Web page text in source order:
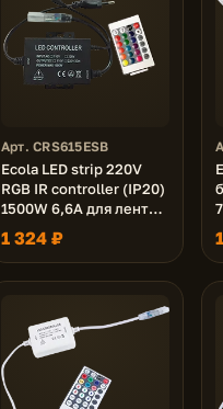
Арт. CRS615ESB
Ecola LED strip 220V
RGB IR controller (IP20)
1500W 6,6A для ленты
220V 16x8 IP68 с
инфракрасным
пультом
1 324 ₽